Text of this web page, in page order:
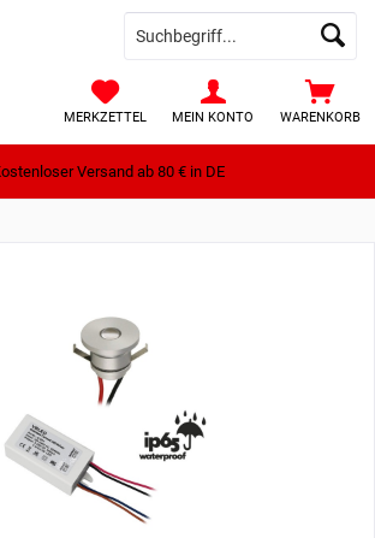
Versand ab 80 € in DE
WARENKORB
MERKZETTEL MEIN KONTO